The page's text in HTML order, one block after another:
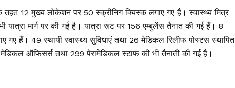
के तहत 12 मुख्य लोकेशन पर 50 स्क्रीनिग क्यिस्क लगाए गए हैं। स्वास्थ्य मित्र
यात्रा मार्ग पर की गई है। यात्रा रूट पर 156 एम्बुलेंस तैनात की गई हैं। 8
गए हैं। 49 स्थायी स्वास्थ्य सुविधाएं तथा 26 मेडिकल रिलीफ पोस्टस स्थापित
ऑफिसर्स तथा 299 पेरामेडिकल स्टाफ की भी तैनाती की गई है।